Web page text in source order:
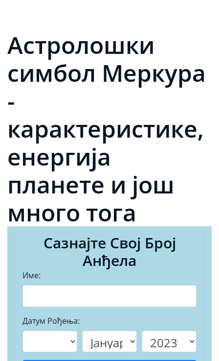
Астролошки
симбол Меркура
-
карактеристике,
енергија
планете и још
много тога
Сазнајте Свој Број
Анђела
Име:
Датум Рођења: